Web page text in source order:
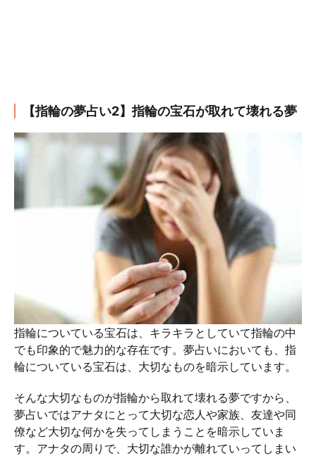
【指輪の夢占い2】指輪の宝石が取れて壊れる夢
指輪についている宝石は、キラキラとしていて指輪の中
でも印象的で魅力的な存在です。夢占いにおいても、指
輪についている宝石は、大切なものを暗示しています。
そんな大切なものが指輪から取れて壊れる夢ですから、
夢占いではアナタにとって大切な恋人や家族、友達や同
僚など大切な何かを失ってしまうことを暗示していま
す。アナタの周りで、大切な誰かが離れていってしまい